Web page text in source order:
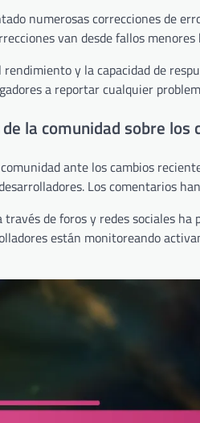
numerosas correcciones de
van desde fallos
rendimiento y la capacidad de
a reportar cualquier
la comunidad sobre los
ante los cambios
Los comentarios
través de foros y redes sociales
están monitoreando